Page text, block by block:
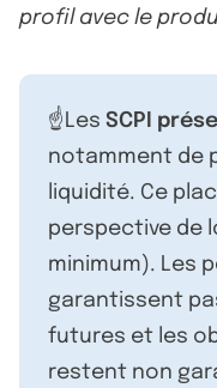
profil avec le
☝️Les SCPI
notamment de
liquidité. Ce
perspective de
minimum). Les
garantissent
futures et les
restent non